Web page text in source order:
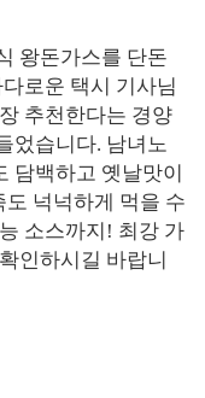
왕돈가스를 단돈
로운 택시 기사님
추천한다는 경양
었습니다. 남녀노
담백하고 옛날맛이
넉넉하게 먹을 수
소스까지! 최강 가
인하시길 바랍니